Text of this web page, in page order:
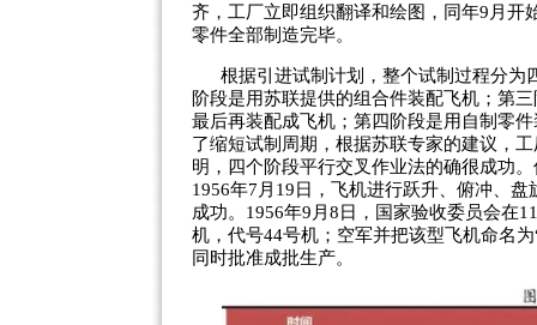
齐，工厂立即组织翻译和绘图，同年9月开
零件全部制造完毕。
根据引进试制计划，整个试制过程分
阶段是用苏联提供的组合件装配飞机；第
最后再装配成飞机；第四阶段是用自制零
了缩短试制周期，根据苏联专家的建议，
明，四个阶段平行交叉作业法的确很成功
1956年7月19日，飞机进行跃升、俯冲、
成功。1956年9月8日，国家验收委员会在
机，代号44号机；空军并把该型飞机命名
同时批准成批生产。